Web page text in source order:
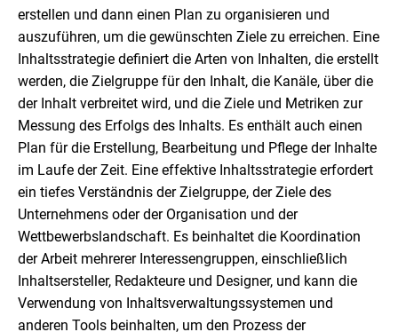
erstellen und dann einen Plan zu organisieren und
auszuführen, um die gewünschten Ziele zu erreichen. Eine
Inhaltsstrategie definiert die Arten von Inhalten, die erstellt
werden, die Zielgruppe für den Inhalt, die Kanäle, über die
der Inhalt verbreitet wird, und die Ziele und Metriken zur
Messung des Erfolgs des Inhalts. Es enthält auch einen
Plan für die Erstellung, Bearbeitung und Pflege der Inhalte
im Laufe der Zeit. Eine effektive Inhaltsstrategie erfordert
ein tiefes Verständnis der Zielgruppe, der Ziele des
Unternehmens oder der Organisation und der
Wettbewerbslandschaft. Es beinhaltet die Koordination
der Arbeit mehrerer Interessengruppen, einschließlich
Inhaltsersteller, Redakteure und Designer, und kann die
Verwendung von Inhaltsverwaltungssystemen und
anderen Tools beinhalten, um den Prozess der